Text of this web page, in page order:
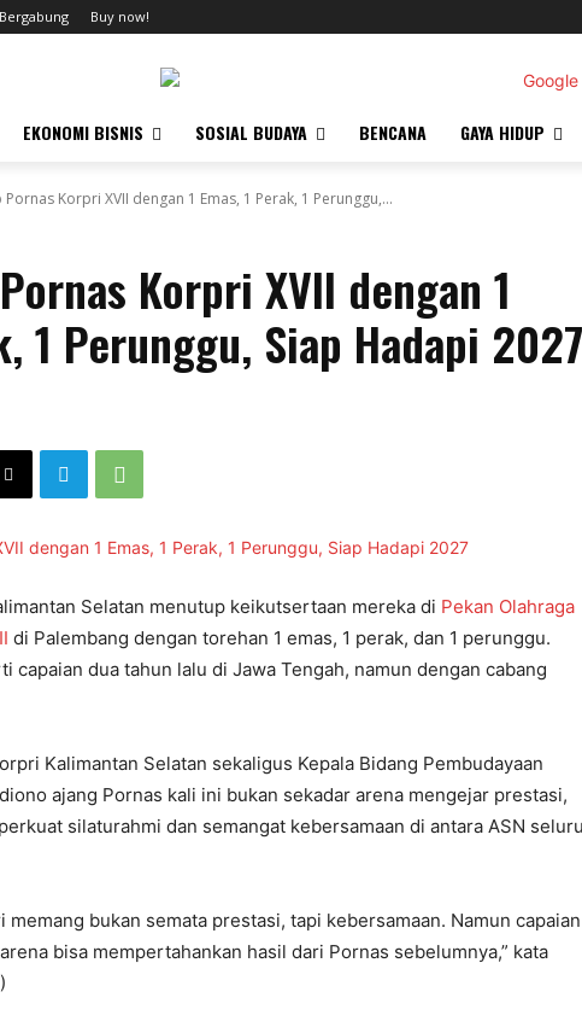
Buy now!
EKONOMI BISNIS SOSIAL BUDAYA BENCANA GAYA HIDUP
Pornas Korpri XVII dengan 1 Emas, 1 Perak, 1 Perunggu,...
Korpri XVII dengan 1
1 Perunggu, Siap Hadapi 2027
Selatan menutup keikutsertaan mereka di Pekan Olahraga
di Palembang dengan torehan 1 emas, 1 perak, dan 1 perunggu.
capaian dua tahun lalu di Jawa Tengah, namun dengan cabang
Kalimantan Selatan sekaligus Kepala Bidang Pembudayaan
ajang Pornas kali ini bukan sekadar arena mengejar prestasi,
silaturahmi dan semangat kebersamaan di antara ASN
memang bukan semata prestasi, tapi kebersamaan. Namun capaian
bisa mempertahankan hasil dari Pornas sebelumnya,” kata